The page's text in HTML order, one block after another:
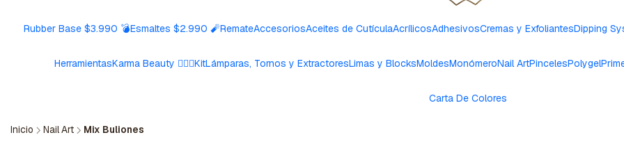
Rubber Base $3.990 💣Esmaltes $2.990 🧨RemateAccesoriosAceites de CutículaAcrílicosAdhesivosCremas y ExfoliantesDipping
HerramientasKarma Beauty 🧘🏼‍♀️KitLámparas, Tornos y ExtractoresLimas y BlocksMoldesMonómeroNail ArtPincelesPolygel
Carta De Colores
Inicio Nail Art Mix Buliones